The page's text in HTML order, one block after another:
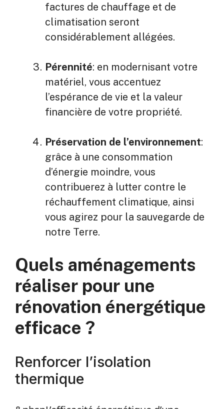
factures de chauffage et de
climatisation seront
considérablement allégées.
Pérennité: en modernisant votre
matériel, vous accentuez
l’espérance de vie et la valeur
financière de votre propriété.
Préservation de l’environnement:
grâce à une consommation
d’énergie moindre, vous
contribuerez à lutter contre le
réchauffement climatique, ainsi
vous agirez pour la sauvegarde de
notre Terre.
Quels aménagements
réaliser pour une
rénovation énergétique
efficace ?
Renforcer l’isolation
thermique